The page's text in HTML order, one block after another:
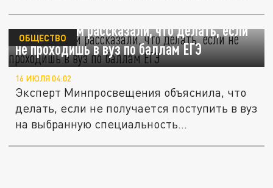
Школьникам рассказали, что делать, если
не проходишь в вуз по баллам ЕГЭ
ОБЩЕСТВО
16 ИЮЛЯ 04:02
Эксперт Минпросвещения объяснила, что
делать, если не получается поступить в вуз
на выбранную специальность...